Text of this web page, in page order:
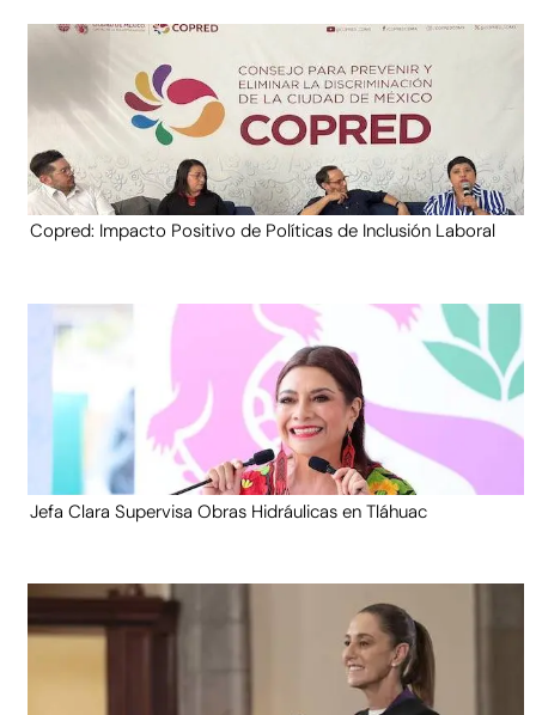
Copred: Impacto Positivo de Políticas de Inclusión Laboral
Jefa Clara Supervisa Obras Hidráulicas en Tláhuac